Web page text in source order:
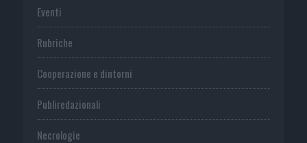
Eventi
Rubriche
Cooperazione e dintorni
Publiredazionali
Necrologie